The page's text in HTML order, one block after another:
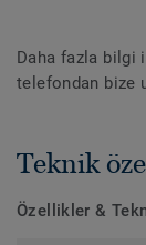
Daha fazla bilgi
telefondan bize
Teknik
Özellikler &